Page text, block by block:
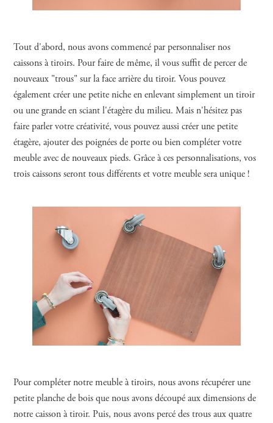
Tout d'abord, nous avons commencé par personnaliser nos
caissons à tiroirs. Pour faire de même, il vous suffit de percer de
nouveaux "trous" sur la face arrière du tiroir. Vous pouvez
également créer une petite niche en enlevant simplement un tiroir
ou une grande en sciant l'étagère du milieu. Mais n'hésitez pas
faire parler votre créativité, vous pouvez aussi créer une petite
étagère, ajouter des poignées de porte ou bien compléter votre
meuble avec de nouveaux pieds. Grâce à ces personnalisations, vos
trois caissons seront tous différents et votre meuble sera unique !
Pour compléter notre meuble à tiroirs, nous avons récupérer une
petite planche de bois que nous avons découpé aux dimensions de
notre caisson à tiroir. Puis, nous avons percé des trous aux quatre